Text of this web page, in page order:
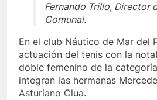
Fernando Trillo, Director
Comunal.
En el club Náutico de Mar del
actuación del tenis con la
doble femenino de la
integran las hermanas
Asturiano Clua.